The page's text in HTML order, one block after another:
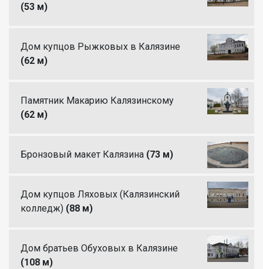
(53 м)
Дом купцов Рыжковых в Калязине
(62 м)
Памятник Макарию Калязинскому
(62 м)
Бронзовый макет Калязина (73 м)
Дом купцов Ляховых (Калязинский
колледж) (88 м)
Дом братьев Обуховых в Калязине
(108 м)